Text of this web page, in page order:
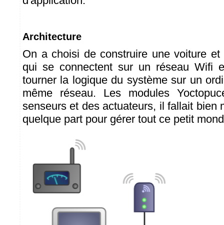
Architecture
On a choisi de construire une voiture et
qui se connectent sur un réseau Wifi
tourner la logique du système sur un
même réseau. Les modules
senseurs et des actuateurs, il fallait bien
quelque part pour gérer tout ce petit